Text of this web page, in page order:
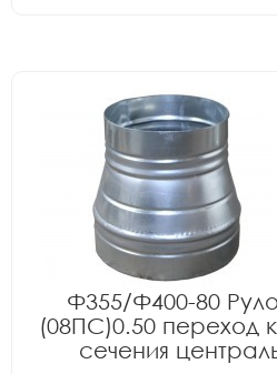
Ф355/Ф400-80
(08ПС)0.50 переход
сечения